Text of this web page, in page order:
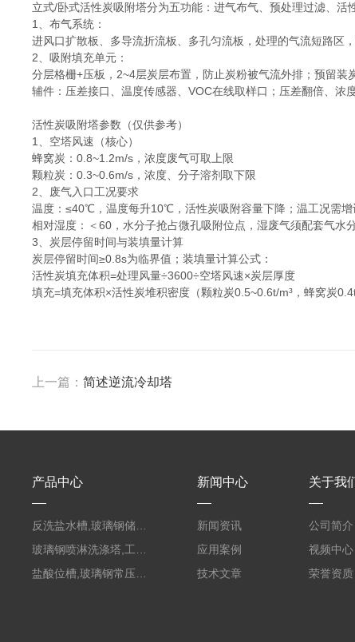
立式/卧式活性炭吸附塔分为五功能：进气布气、预处理过滤、活
1、布气系统：
进风口扩散板、多导流折流板、多孔匀流板，处理的气流短路区
2、吸附填充单元：
分层格栅+压板，2~4层炭层布置，防止炭粉被气流外排；预留装
辅件：压差接口、温度传感器、VOC在线取样口；压差翻倍、浓
活性炭吸附塔参数（仅供参考）
1、空塔风速（核心）
蜂窝炭：0.8~1.2m/s，浓度废气可取上限
颗粒炭：0.3~0.6m/s，浓度、分子溶剂取下限
2、废气入口工况要求
温度：≤40℃，温度每升10℃，活性炭吸附容量下降；温工况需增
相对湿度：＜60，水分子抢占微孔吸附位点，湿废气须配套气水
3、炭层停留时间与装填量计算
炭层停留时间≥0.8s为临界值；装填量计算公式：
活性炭填充体积=处理风量÷3600÷空塔风速×炭层厚度
填充=填充体积×活性炭堆积密度（颗粒炭0.5~0.6t/m³，蜂窝炭0.4t/
上一篇：简述逆流冷却塔
产品中心 新闻中心
新闻资讯
应用案例
技术文章
关于我
公司简介
视频中心
荣誉资质